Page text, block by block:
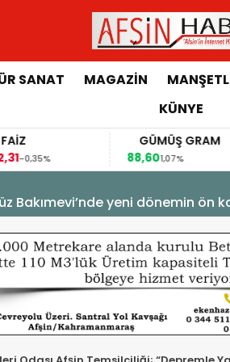
SANAT MAGAZİN
KÜNYE
FAİZ
-0,35%
GÜMÜŞ GRAM
88,601,07%
Bakımevi’nde yeni dönemin ön